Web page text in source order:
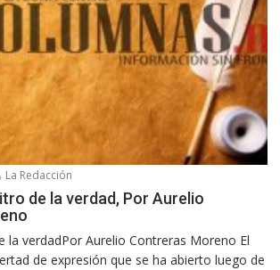
La Redacción
de la verdad, Por Aurelio
la verdadPor Aurelio Contreras Moreno El
de expresión que se ha abierto luego de